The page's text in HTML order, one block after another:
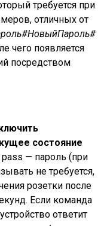
требуется при
отличных от
чего появляется
посредством
состояние
pass — пароль (при
не требуется,
розетки после
Если команда
ответит